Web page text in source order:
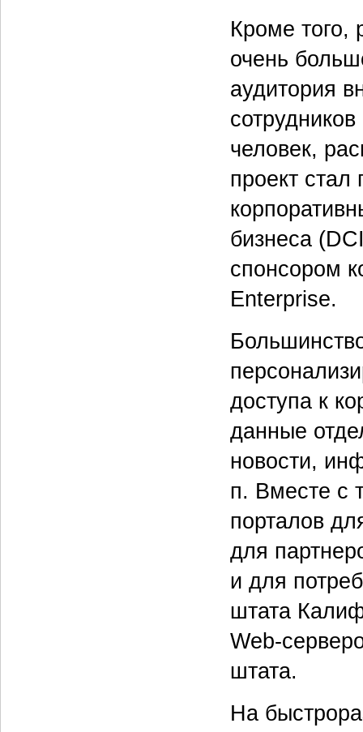
Кроме того,
очень
аудитория
человек,
проект
бизнеса
спонсором
Enterprise.
доступа к
данные
новости,
п. Вместе с
порталов
для
и для
штата
Web-
штата.
На